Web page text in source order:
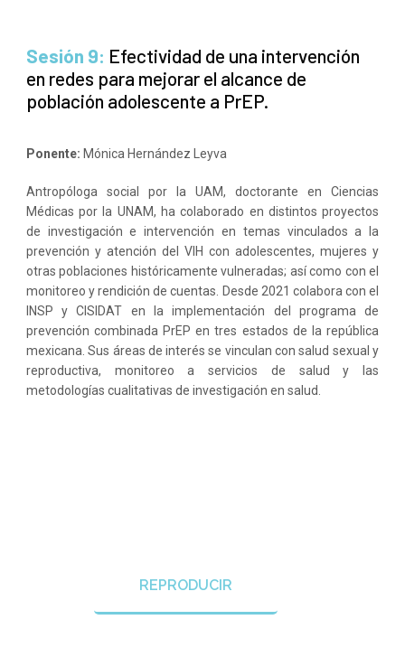
Sesión 9: Efectividad de una intervención
en redes para mejorar el alcance de
población adolescente a PrEP.
Ponente: Mónica Hernández Leyva
Antropóloga social por la UAM, doctorante en Ciencias
Médicas por la UNAM, ha colaborado en distintos proyectos
de investigación e intervención en temas vinculados a la
prevención y atención del VIH con adolescentes, mujeres y
otras poblaciones históricamente vulneradas; así como con el
monitoreo y rendición de cuentas. Desde 2021 colabora con el
INSP y CISIDAT en la implementación del programa de
prevención combinada PrEP en tres estados de la república
mexicana. Sus áreas de interés se vinculan con salud sexual y
reproductiva, monitoreo a servicios de salud y las
metodologías cualitativas de investigación en salud.
REPRODUCIR